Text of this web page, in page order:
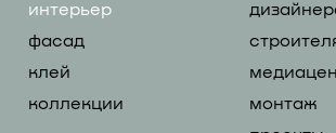
интерьер
фасад
клей
коллекции
монтаж